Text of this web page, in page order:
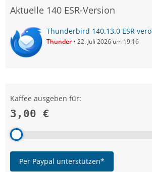
Aktuelle 140 ESR-Version
Thunderbird 140.13.0 ESR
Thunder 22. Juli 2026 um 19:16
Kaffee ausgeben für:
3,00 €
Per Paypal unterstützen*